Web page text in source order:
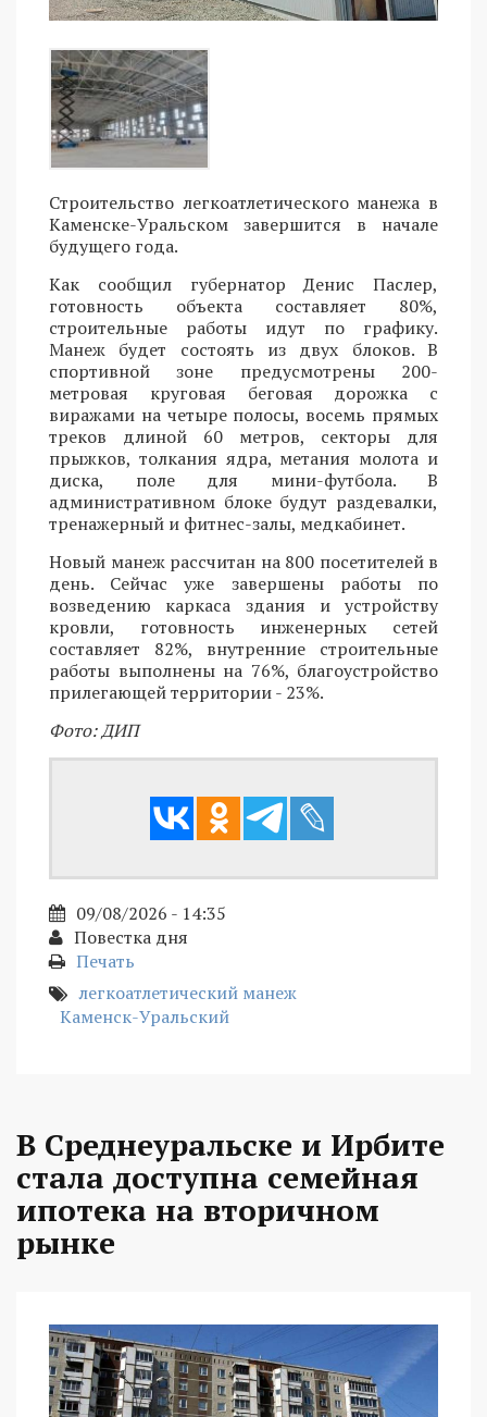
Строительство легкоатлетического манежа в
Каменске-Уральском завершится в начале
будущего года.
Как сообщил губернатор Денис Паслер,
готовность объекта составляет 80%,
строительные работы идут по графику.
Манеж будет состоять из двух блоков. В
спортивной зоне предусмотрены 200-
метровая круговая беговая дорожка с
виражами на четыре полосы, восемь прямых
треков длиной 60 метров, секторы для
прыжков, толкания ядра, метания молота и
диска, поле для мини-футбола. В
административном блоке будут раздевалки,
тренажерный и фитнес-залы, медкабинет.
Новый манеж рассчитан на 800 посетителей в
день. Сейчас уже завершены работы по
возведению каркаса здания и устройству
кровли, готовность инженерных сетей
составляет 82%, внутренние строительные
работы выполнены на 76%, благоустройство
прилегающей территории - 23%.
Фото: ДИП
09/08/2026 - 14:35
Повестка дня
Печать
легкоатлетический манеж
Каменск-Уральский
В Среднеуральске и Ирбите
стала доступна семейная
ипотека на вторичном
рынке